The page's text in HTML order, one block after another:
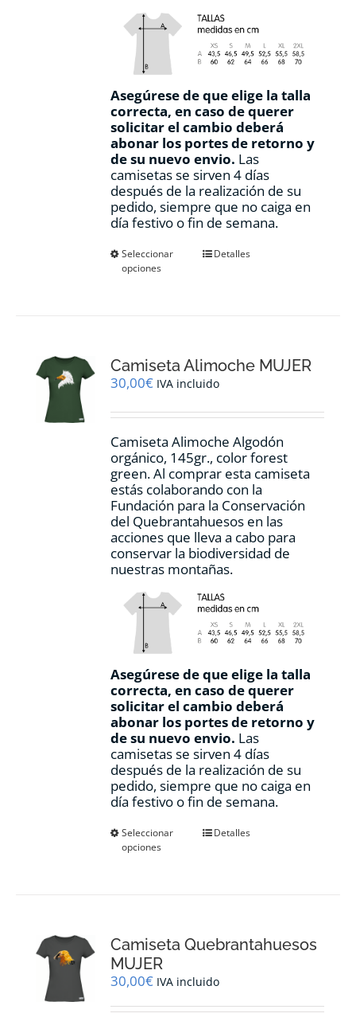
Asegúrese de que elige la talla
correcta, en caso de querer
solicitar el cambio deberá
abonar los portes de retorno y
de su nuevo envio. Las
camisetas se sirven 4 días
después de la realización de su
pedido, siempre que no caiga en
día festivo o fin de semana.
Seleccionar
opciones
Este
se
pueden
en
página
de
producto
Detalles
Camiseta Alimoche MUJER
30,00€ IVA incluido
Camiseta Alimoche Algodón
orgánico, 145gr., color forest
green. Al comprar esta camiseta
estás colaborando con la
Fundación para la Conservación
del Quebrantahuesos en las
acciones que lleva a cabo para
conservar la biodiversidad de
nuestras montañas.
Asegúrese de que elige la talla
correcta, en caso de querer
solicitar el cambio deberá
abonar los portes de retorno y
de su nuevo envio. Las
camisetas se sirven 4 días
después de la realización de su
pedido, siempre que no caiga en
día festivo o fin de semana.
Seleccionar
opciones
Este
se
elegir
la
Detalles
Camiseta Quebrantahuesos
MUJER
30,00€ IVA incluido